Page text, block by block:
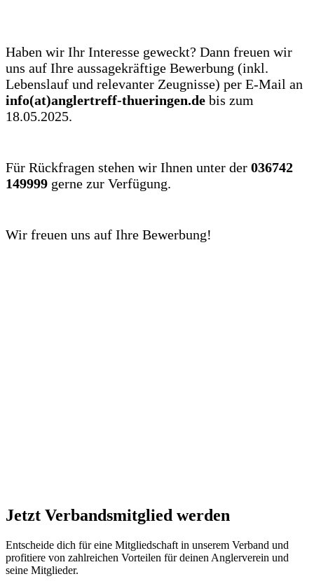
Haben wir Ihr Interesse geweckt? Dann freuen wir
uns auf Ihre aussagekräftige Bewerbung (inkl.
Lebenslauf und relevanter Zeugnisse) per E-Mail an
info(at)anglertreff-thueringen.de bis zum
18.05.2025.
Für Rückfragen stehen wir Ihnen unter der 036742
149999 gerne zur Verfügung.
Wir freuen uns auf Ihre Bewerbung!
Jetzt Verbandsmitglied werden
Entscheide dich für eine Mitgliedschaft in unserem Verband und
profitiere von zahlreichen Vorteilen für deinen Anglerverein und
seine Mitglieder.